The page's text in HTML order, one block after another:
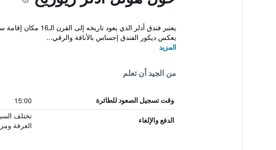
يعتبر فندق أدلر
يعكس ديكور الفندق إحساس بالأناقة والرقي...
المزيد
من الجيد أن تعلم
وقت تسجيل الصعود للطائرة 15:00
الدفع والإلغاء
تختلف
الغرفة